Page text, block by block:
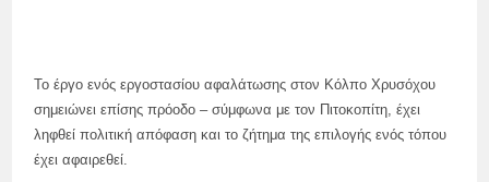
Το έργο ενός εργοστασίου αφαλάτωσης στον Κόλπο Χρυσόχου
σημειώνει επίσης πρόοδο – σύμφωνα με τον Πιτοκοπίτη, έχει
ληφθεί πολιτική απόφαση και το ζήτημα της επιλογής ενός τόπου
έχει αφαιρεθεί.